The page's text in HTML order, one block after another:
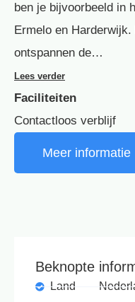
ben je bijvoorbeeld in
Ermelo en
ontspannen de…
Lees verder
Faciliteiten
Contactloos verblijf
Meer informatie
Beknopte
Land